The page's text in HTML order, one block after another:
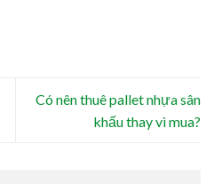
Có nên thuê pallet nhựa sân
khấu thay vì mua?